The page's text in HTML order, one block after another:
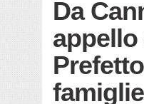
Da
appello